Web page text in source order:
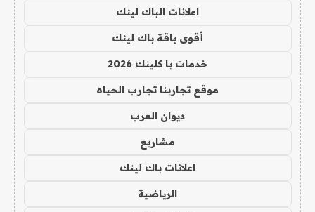
اعلانات الباك لينك
أقوى باقة باك لينك
خدمات با كلينك 2026
موقع تجاربنا تجارب الحياه
ديوان العرب
مشاريع
اعلانات باك لينك
الرياضية